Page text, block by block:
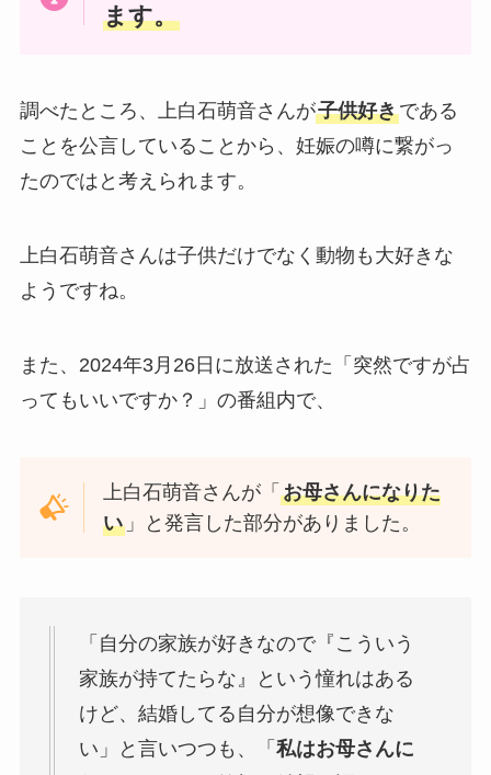
ます。
調べたところ、上白石萌音さんが子供好きである
ことを公言していることから、妊娠の噂に繋がっ
たのではと考えられます。
上白石萌音さんは子供だけでなく動物も大好きな
ようですね。
また、2024年3月26日に放送された「突然ですが占
ってもいいですか？」の番組内で、
上白石萌音さんが「お母さんになりた
い 」と発言した部分がありました。
「自分の家族が好きなので『こういう
家族が持てたらな』という憧れはある
けど、結婚してる自分が想像できな
い」と言いつつも、「 私はお母さんに